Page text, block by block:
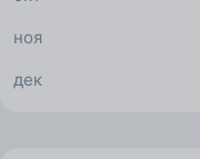
ноя
дек